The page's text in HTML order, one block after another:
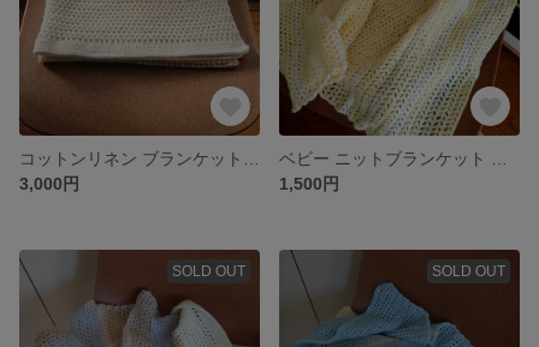
3,000円
1,500円
SOLD OUT SOLD OUT